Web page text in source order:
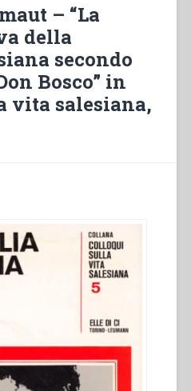
– “La
della
secondo
Bosco” in
vita salesiana,